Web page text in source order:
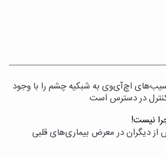
اچ‌آی‌وی به شبکیه چشم را با وجود
کنترل در دسترس است
نیست!
از دیگران در معرض بیماری‌های قلبی